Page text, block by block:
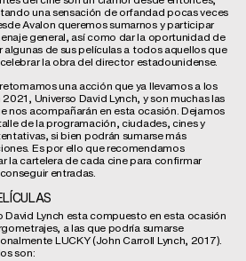
una sensación de orfandad pocas veces
Avalon queremos sumarnos y participar
general, así como dar la oportunidad de
algunas de sus películas a todos aquellos que
la obra del director estadounidense.
una acción que ya llevamos a los
2021, Universo David Lynch, y son muchas las
nos acompañarán en esta ocasión. Dejamos
de la programación, ciudades, cines y
si bien podrán sumarse más
Es por ello que recomendamos
la cartelera de cada cine para confirmar
entradas.
David Lynch esta compuesto en esta ocasión
a las que podría sumarse
LUCKY (John Carroll Lynch, 2017).
son: